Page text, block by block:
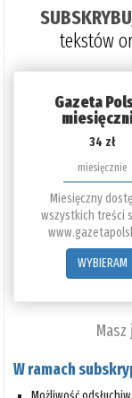
tekstów
Gazeta
34 zł
miesięcznie
Miesięczny
wszystkich treści
WYBIERAM
W ramach